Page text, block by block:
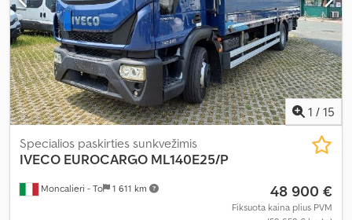
sėdynės šildytuvas, trauki kontrolė, vairo stiprintuvas, žemas
triukšmo lygis,
1 / 15
Moncalieri - To 1 611 km
Specialios paskirties sunkvežimis
IVECO EUROCARGO ML140E25/P
48 900 €
Fiksuota kaina plius PVM